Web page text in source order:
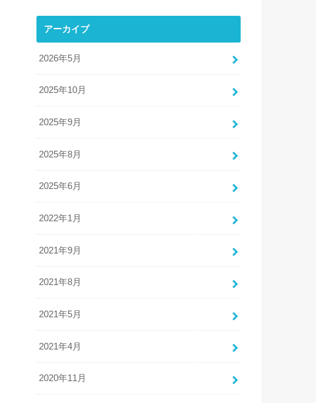
アーカイブ
2026年5月
2025年10月
2025年9月
2025年8月
2025年6月
2022年1月
2021年9月
2021年8月
2021年5月
2021年4月
2020年11月